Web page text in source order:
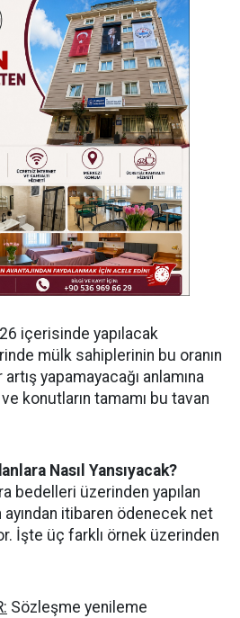
içerisinde yapılacak
mülk sahiplerinin bu oranın
yapamayacağı anlamına
konutların tamamı bu tavan
Nasıl Yansıyacak?
bedelleri üzerinden yapılan
ayından itibaren ödenecek net
İşte üç farklı örnek üzerinden
Sözleşme yenileme